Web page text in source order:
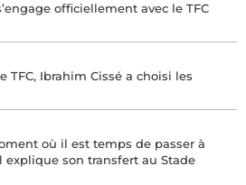
officiellement avec le TFC
TFC, Ibrahim Cissé a choisi les
où il est temps de passer à
explique son transfert au Stade